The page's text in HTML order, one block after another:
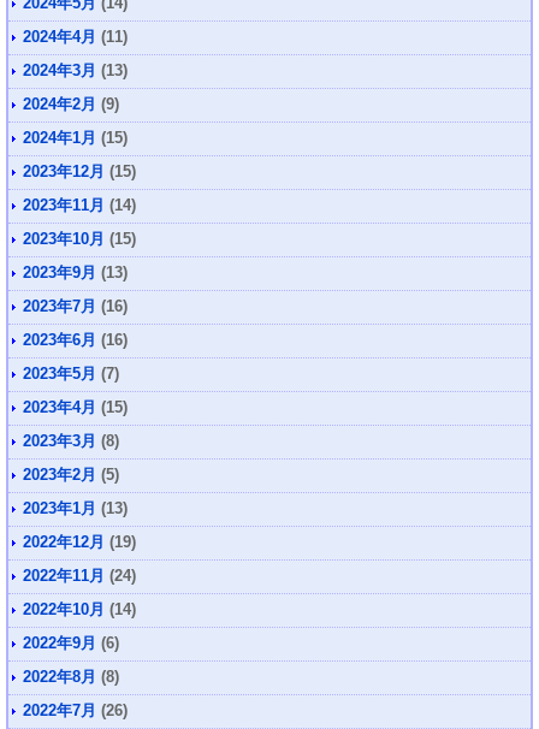
2024年5月 (14)
2024年4月 (11)
2024年3月 (13)
2024年2月 (9)
2024年1月 (15)
2023年12月 (15)
2023年11月 (14)
2023年10月 (15)
2023年9月 (13)
2023年7月 (16)
2023年6月 (16)
2023年5月 (7)
2023年4月 (15)
2023年3月 (8)
2023年2月 (5)
2023年1月 (13)
2022年12月 (19)
2022年11月 (24)
2022年10月 (14)
2022年9月 (6)
2022年8月 (8)
2022年7月 (26)